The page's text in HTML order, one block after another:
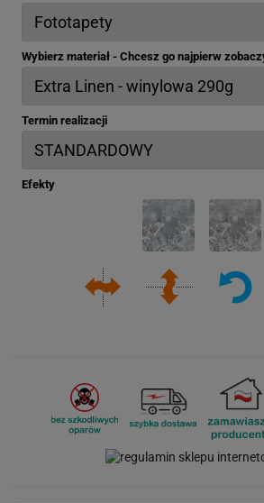
Wybierz materiał - Chcesz go najpierw
Termin realizacji
Efekty